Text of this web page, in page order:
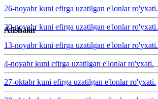
26-noyabr kuni efirga uzatilgan e'lonlar ro'yxati.
20-noyabr kuni efirga uzatilgan e'lonlar ro'yxati.
13-noyabr kuni efirga uzatilgan e'lonlar ro'yxati.
4-noyabr kuni efirga uzatilgan e'lonlar ro'yxati.
27-oktabr kuni efirga uzatilgan e'lonlar ro'yxati.
Afishalar